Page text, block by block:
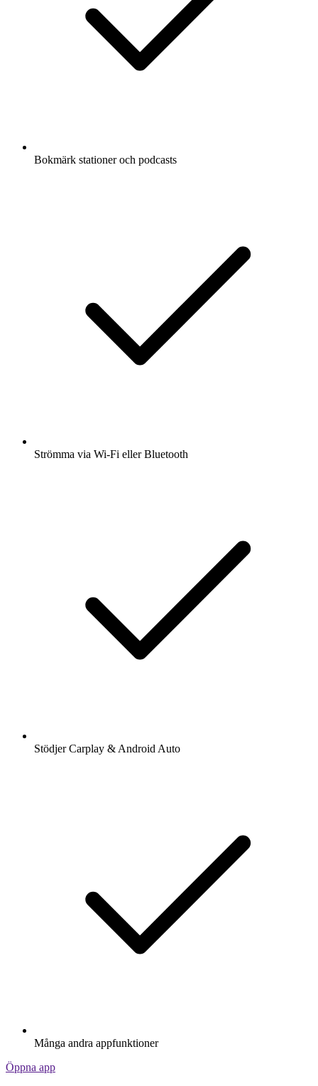
Bokmärk stationer och podcasts
Strömma via Wi-Fi eller Bluetooth
Stödjer Carplay & Android Auto
Många andra appfunktioner
Öppna app